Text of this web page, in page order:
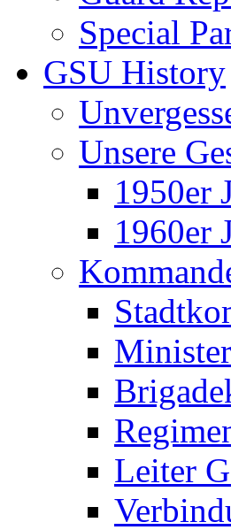
Special
GSU History
Unsere
1950er
1960er
Minister
Leiter